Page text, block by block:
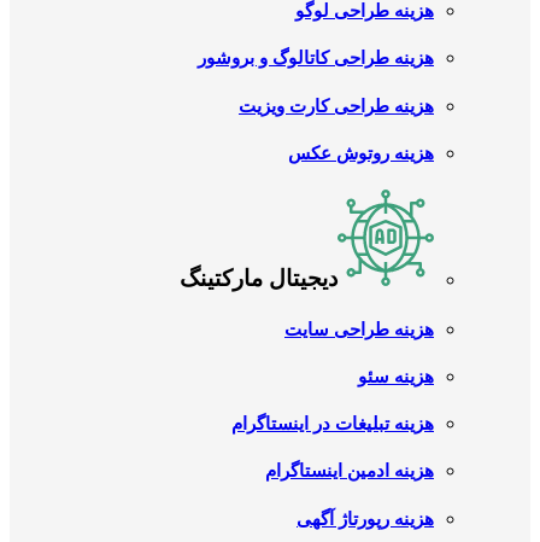
هزینه طراحی لوگو
هزینه طراحی کاتالوگ و بروشور
هزینه طراحی کارت ویزیت
هزینه روتوش عکس
دیجیتال مارکتینگ
هزینه طراحی سایت
هزینه سئو
هزینه تبلیغات در اینستاگرام
هزینه ادمین اینستاگرام
هزینه رپورتاژ آگهی